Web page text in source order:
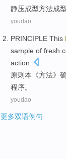
静压成型方法成
youdao
PRINCIPLE This
sample of fresh
action
原则本 《方法》
程序。
youdao
更多双语例句